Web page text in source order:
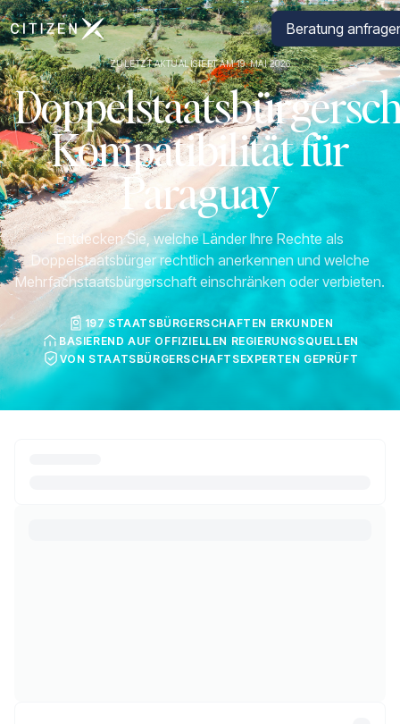
Zur Startseite von CitizenX Beratung
ZULETZT AKTUALISIERT AM 19. MAI 2026
Kompatibilität für
Paraguay
Entdecken Sie, welche Länder Ihre Rechte als
Doppelstaatsbürger rechtlich anerkennen und welche
Mehrfachstaatsbürgerschaft einschränken oder verbieten.
197 STAATSBÜRGERSCHAFTEN ERKUNDEN
BASIEREND AUF OFFIZIELLEN REGIERUNGSQUELLEN
VON STAATSBÜRGERSCHAFTSEXPERTEN GEPRÜFT